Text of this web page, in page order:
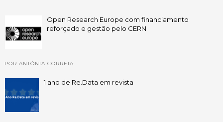
Open Research Europe com financiamento
reforçado e gestão pelo CERN
POR ANTÓNIA CORREIA
1 ano de Re.Data em revista